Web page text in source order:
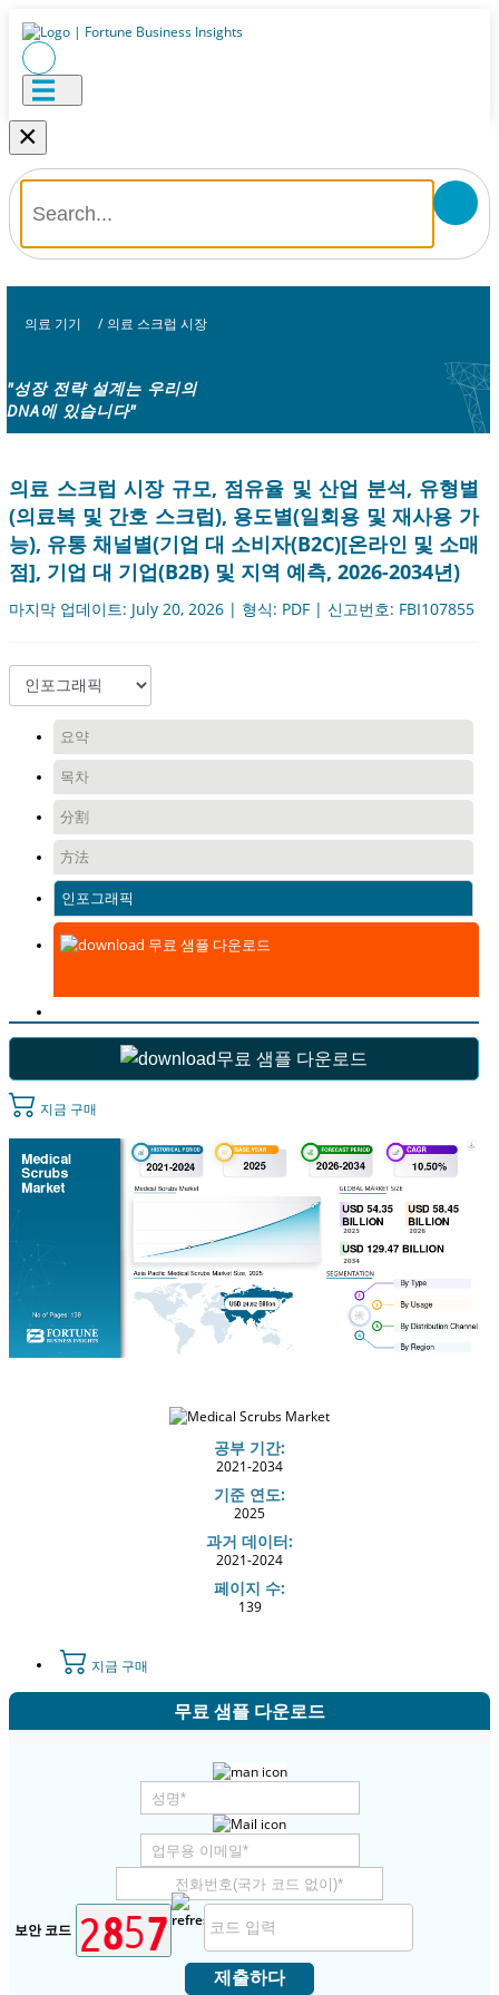
×
의료 기기 / 의료 스크럽 시장
"성장 전략 설계는 우리의
DNA에 있습니다"
의료 스크럽 시장 규모, 점유율 및 산업 분석, 유형별
(의료복 및 간호 스크럽), 용도별(일회용 및 재사용 가
능), 유통 채널별(기업 대 소비자(B2C)[온라인 및 소매
점], 기업 대 기업(B2B) 및 지역 예측, 2026-2034년)
마지막 업데이트: July 20, 2026 | 형식: PDF | 신고번호: FBI107855
요약
목차
分割
方法
인포그래픽
무료 샘플 다운로드
무료 샘플 다운로드
지금 구매
공부 기간:
2021-2034
기준 연도:
2025
과거 데이터:
2021-2024
페이지 수:
139
지금 구매
무료 샘플 다운로드
보안 코드
제출하다